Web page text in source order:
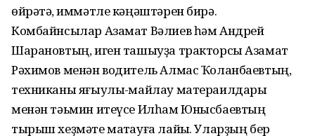
өйрәтә, ҡиммәтле кәңәштәрен бирә.
Комбайнсылар Азамат Вәлиев һәм Андрей
Шарановтың, иген ташыуҙа тракторсы Азамат
Рәхимов менән водитель Алмас Ҡоланбаевтың,
техниканы яғыулыҡ-майлау матераилдары
менән тәьмин итеүсе Илһам Юнысбаевтың
тырыш хеҙмәте маҡтауға лайыҡ. Уларҙың бер